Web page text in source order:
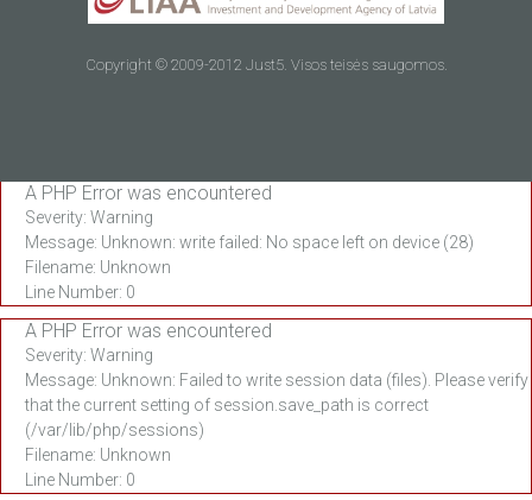
Copyright © 2009-2012 Just5. Visos teisės saugomos.
A PHP Error was encountered
Severity: Warning
Message: Unknown: write failed: No space left on device (28)
Filename: Unknown
Line Number: 0
A PHP Error was encountered
Severity: Warning
Message: Unknown: Failed to write session data (files). Please verify
that the current setting of session.save_path is correct
(/var/lib/php/sessions)
Filename: Unknown
Line Number: 0